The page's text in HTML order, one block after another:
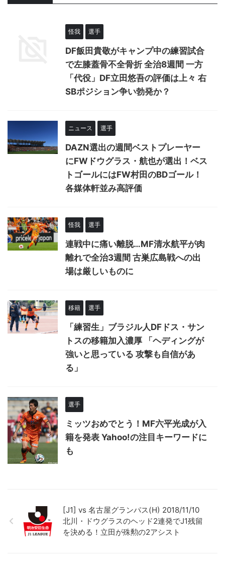
怪我 選手
DF飯田貴敬がキャンプ中の練習試合
で左膝蓋骨不全骨折 全治8週間 一方
「代役」DF立田悠吾の評価は上々 右
SBポジション争い勃発か？
ニュース 選手
DAZN選出の週間ベストプレーヤー
にFWドウグラス・航也が選出！ベス
トゴールにはFW村田のBDゴール！
各媒体軒並み高評価
怪我 選手
連戦中に痛い離脱…MF清水航平が肉
離れで全治3週間 古巣広島戦への出
場は厳しいものに
移籍 選手
「練習生」ブラジル人DFドス・サン
トスの移籍加入濃厚 「ヘディングが
強いと思っている 攻撃も自信があ
る」
選手
ミッツおめでとう！MF六平光成が入
籍を発表 Yahoo!の注目キーワードに
も
[J1] vs 名古屋グランパス(H) 2018/11/10
北川・ドウグラスのヘッド2連発でJ1残留
を決める！立田が殊勲の2アシスト